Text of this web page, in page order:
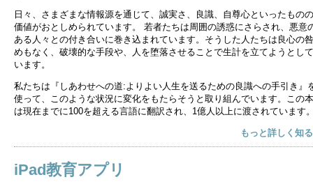
日々、さまざまな情報源を通じて、誠実さ、良識、自尊心といったものの
価値がおとしめられています。 若者たちは周囲の誘惑にさらされ、悪意
ある人々との付き合いに巻き込まれています。そうした人たちは良心の咎
めもなく、破壊的な手段や、人を堕落させることで生計を立てようとして
います。
私たちは『しあわせへの道:よりよい人生を送るための良識への手引き』
使って、このような状況に変化をもたらそうと取り組んでいます。この本
は現在までに100を超える言語に翻訳され、1億人以上に渡されています
もっと詳しく知
iPad教育アプリ